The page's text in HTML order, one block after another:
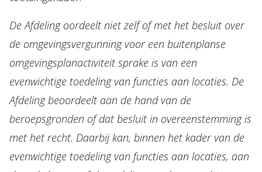
De Afdeling oordeelt niet zelf of met het besluit over
de omgevingsvergunning voor een buitenplanse
omgevingsplanactiviteit sprake is van een
evenwichtige toedeling van functies aan locaties. De
Afdeling beoordeelt aan de hand van de
beroepsgronden of dat besluit in overeenstemming is
met het recht. Daarbij kan, binnen het kader van de
evenwichtige toedeling van functies aan locaties, aan